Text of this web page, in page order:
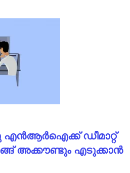
ഡീമാറ്റ്
അക്കൗണ്ടും എടുക്കാൻ